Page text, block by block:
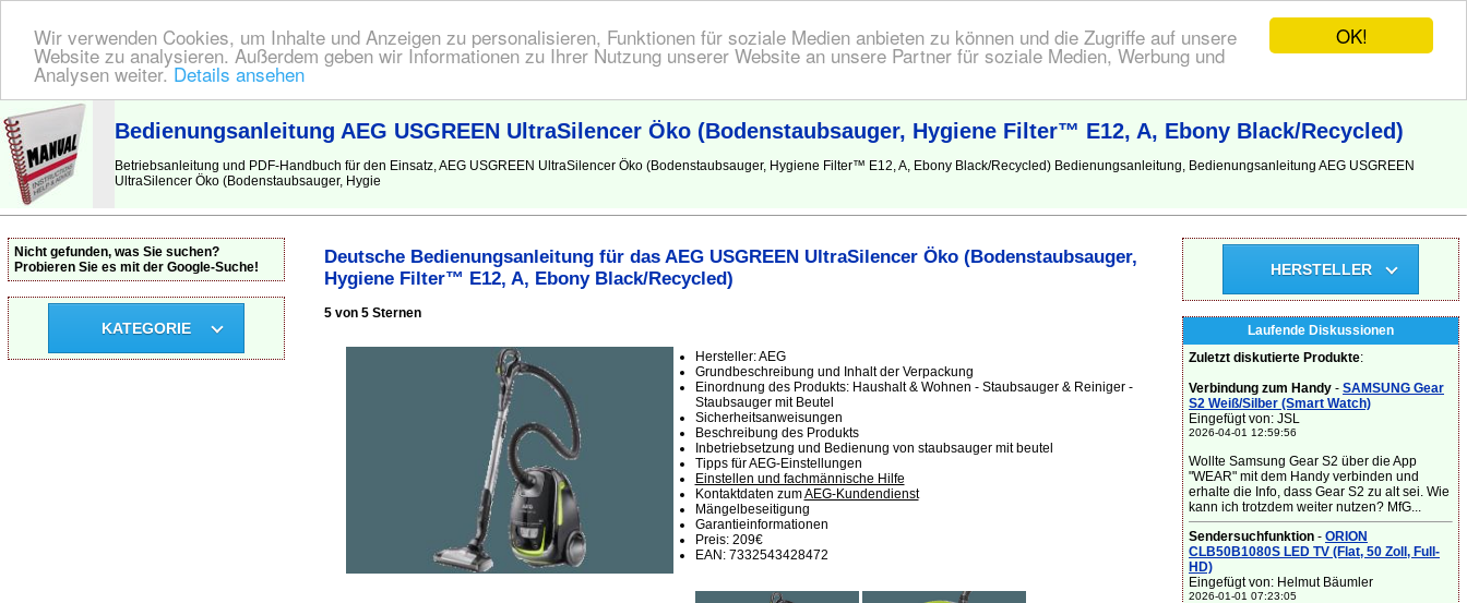
OK!
Wir verwenden Cookies, um Inhalte und Anzeigen zu personalisieren, Funktionen für soziale Medien anbieten zu können und die Zugriffe auf unsere
Website zu analysieren. Außerdem geben wir Informationen zu Ihrer Nutzung unserer Website an unsere Partner für soziale Medien, Werbung und
Analysen weiter. Details ansehen
BEDIENUNGSANLEITUNG | Hier finden Sie die deutsche Anleitung!
Bedienungsanleitung AEG USGREEN UltraSilencer Öko (Bodenstaubsauger, Hygiene Filter™ E12, A, Ebony Black/Recycled)
Betriebsanleitung und PDF-Handbuch für den Einsatz, AEG USGREEN UltraSilencer Öko (Bodenstaubsauger, Hygiene Filter™ E12, A, Ebony Black/Recycled) Bedienungsanleitung, Bedienungsanleitung AEG USGREEN
UltraSilencer Öko (Bodenstaubsauger, Hygie
Deutsche Bedienungsanleitung für das AEG USGREEN UltraSilencer Öko (Bodenstaubsauger,
Hygiene Filter™ E12, A, Ebony Black/Recycled)
5 von 5 Sternen
Hersteller: AEG
Grundbeschreibung und Inhalt der Verpackung
Einordnung des Produkts: Haushalt & Wohnen - Staubsauger & Reiniger -
Staubsauger mit Beutel
Sicherheitsanweisungen
Beschreibung des Produkts
Inbetriebsetzung und Bedienung von staubsauger mit beutel
Tipps für AEG-Einstellungen
Einstellen und fachmännische Hilfe
Kontaktdaten zumAEG-Kundendienst
Mängelbeseitigung
Garantieinformationen
Preis: 209€
EAN: 7332543428472
Nicht gefunden, was Sie suchen?
Probieren Sie es mit der Google-Suche!
KATEGORIE
HERSTELLER
Laufende Diskussionen
Zuletzt diskutierte Produkte:
Verbindung zum Handy - SAMSUNG Gear
S2 Weiß/Silber (Smart Watch)
Eingefügt von: JSL
2026-04-01 12:59:56
Wollte Samsung Gear S2 über die App
"WEAR" mit dem Handy verbinden und
erhalte die Info, dass Gear S2 zu alt sei. Wie
kann ich trotzdem weiter nutzen? MfG...
Sendersuchfunktion - ORION
CLB50B1080S LED TV (Flat, 50 Zoll, Full-
HD)
Eingefügt von: Helmut Bäumler
2026-01-01 07:23:05